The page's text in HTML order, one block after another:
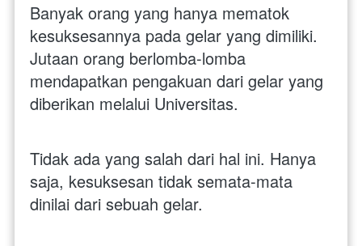
Banyak orang yang hanya mematok
kesuksesannya pada gelar yang dimiliki.
Jutaan orang berlomba-lomba
mendapatkan pengakuan dari gelar yang
diberikan melalui Universitas.
Tidak ada yang salah dari hal ini. Hanya
saja, kesuksesan tidak semata-mata
dinilai dari sebuah gelar.